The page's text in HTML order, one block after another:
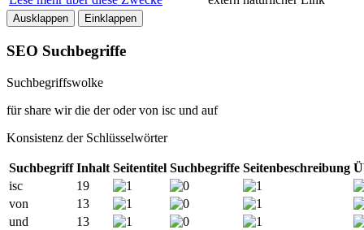
Ausklappen Einklappen
SEO Suchbegriffe
Suchbegriffswolke
für share wir die der oder von isc und auf
Konsistenz der Schlüsselwörter
Suchbegriff Inhalt Seitentitel Suchbegriffe Seitenbeschreibung
isc
19
von
13
und
13